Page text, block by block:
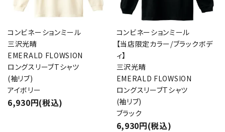
コンビネーションミール
三沢光晴
EMERALD FLOWSION
ロングスリーブTシャツ
(袖リブ)
アイボリー
6,930円(税込)
コンビネーションミール
【当店限定カラー/ブラックボデ
ィ】
三沢光晴
EMERALD FLOWSION
ロングスリーブTシャツ
(袖リブ)
ブラック
6,930円(税込)